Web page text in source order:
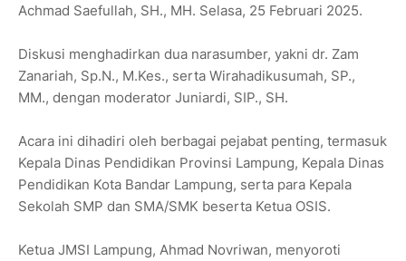
Achmad Saefullah, SH., MH. Selasa, 25 Februari 2025.
Diskusi menghadirkan dua narasumber, yakni dr. Zam
Zanariah, Sp.N., M.Kes., serta Wirahadikusumah, SP.,
MM., dengan moderator Juniardi, SIP., SH.
Acara ini dihadiri oleh berbagai pejabat penting, termasuk
Kepala Dinas Pendidikan Provinsi Lampung, Kepala Dinas
Pendidikan Kota Bandar Lampung, serta para Kepala
Sekolah SMP dan SMA/SMK beserta Ketua OSIS.
Ketua JMSI Lampung, Ahmad Novriwan, menyoroti